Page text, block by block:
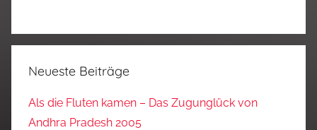
Neueste Beiträge
Als die Fluten kamen – Das Zugunglück von
Andhra Pradesh 2005